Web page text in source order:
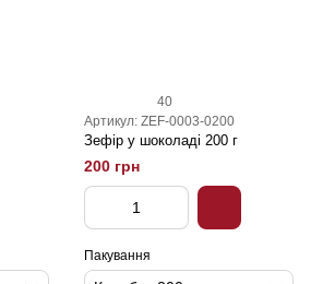
40
Артикул: ZEF-0003-0200
Зефір у шоколаді 200 г
200 грн
Пакування